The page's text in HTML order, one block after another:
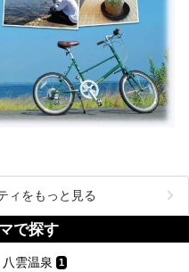
ィをもっと見る
で探す
八雲温泉 1